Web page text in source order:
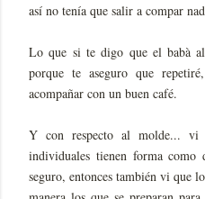
así no tenía que salir a compar
Lo que si te digo que el babà
porque te aseguro que
acompañar con un buen café.
Y con respecto al molde... vi
individuales tienen forma
seguro, entonces también vi que